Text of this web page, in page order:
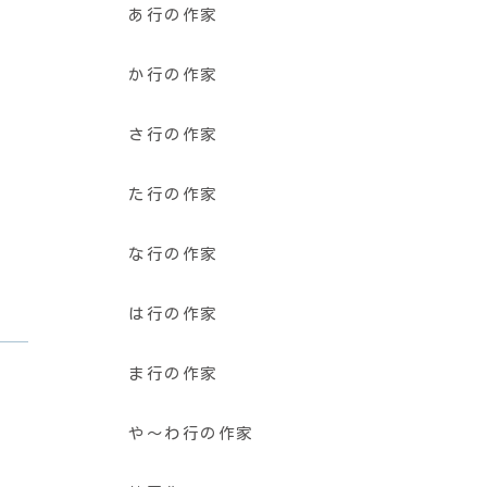
あ行の作家
か行の作家
さ行の作家
た行の作家
な行の作家
は行の作家
ま行の作家
や〜わ行の作家